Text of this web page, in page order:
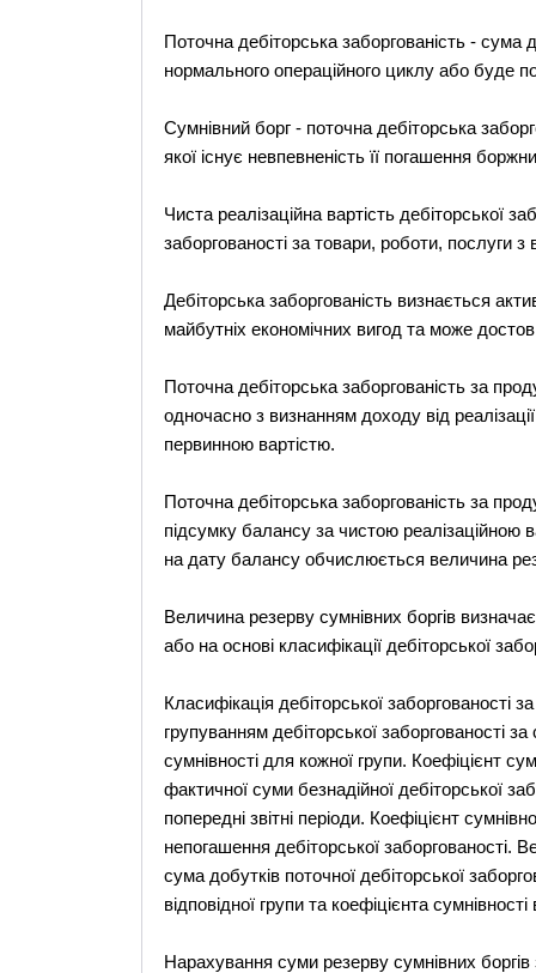
Поточна дебіторська заборгованість - сума
нормального операційного циклу або буде
Сумнівний борг - поточна дебіторська
якої існує невпевненість її погашення
Чиста реалізаційна вартість дебіторської
заборгованості за товари, роботи, послуги
Дебіторська заборгованість визнається
майбутніх економічних вигод та може
Поточна дебіторська заборгованість за
одночасно з визнанням доходу від
первинною вартістю.
Поточна дебіторська заборгованість за
підсумку балансу за чистою реалізаційною
на дату балансу обчислюється величина
Величина резерву сумнівних боргів
або на основі класифікації дебіторської
Класифікація дебіторської заборгованості
групуванням дебіторської заборгованості
сумнівності для кожної групи. Коефіцієнт
фактичної суми безнадійної дебіторської
попередні звітні періоди. Коефіцієнт
непогашення дебіторської заборгованості.
сума добутків поточної дебіторської
відповідної групи та коефіцієнта сумнівності
Нарахування суми резерву сумнівних боргів